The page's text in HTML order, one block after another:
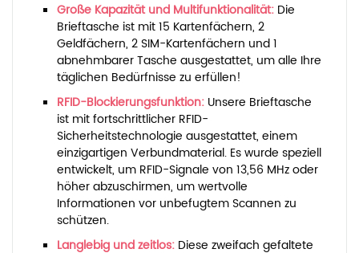
Große Kapazität und Multifunktionalität: Die
Brieftasche ist mit 15 Kartenfächern, 2
Geldfächern, 2 SIM-Kartenfächern und 1
abnehmbarer Tasche ausgestattet, um alle Ihre
täglichen Bedürfnisse zu erfüllen!
RFID-Blockierungsfunktion: Unsere Brieftasche
ist mit fortschrittlicher RFID-
Sicherheitstechnologie ausgestattet, einem
einzigartigen Verbundmaterial. Es wurde speziell
entwickelt, um RFID-Signale von 13,56 MHz oder
höher abzuschirmen, um wertvolle
Informationen vor unbefugtem Scannen zu
schützen.
Langlebig und zeitlos: Diese zweifach gefaltete